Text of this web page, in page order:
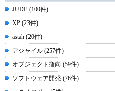
JUDE (100件)
XP (23件)
astah (20件)
アジャイル (257件)
オブジェクト指向 (59件)
ソフトウェア開発 (76件)